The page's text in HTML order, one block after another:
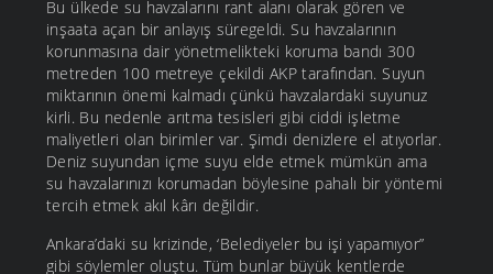
Bu ülkede su havzalarını rant alanı olarak gören ve
inşaata açan bir anlayış süregeldi. Su havzalarının
korunmasına dair yönetmelikteki koruma bandı 300
metreden 100 metreye çekildi AKP tarafından. Suyun
miktarının önemi kalmadı çünkü havzalardaki suyunuz
kirli. Bu nedenle arıtma tesisleri gibi ciddi işletme
maliyetleri olan birimler var. Şimdi denizlere el atıyorlar.
Deniz suyundan içme suyu elde etmek mümkün ama
su havzalarınızı korumadan böylesine pahalı bir yöntemi
tercih etmek akıl kârı değildir.
Ankara’daki su krizinde, ‘Belediyeler bu işi yapamıyor”
gibi söylemler oluştu. Tüm bunlar büyük kentlerde